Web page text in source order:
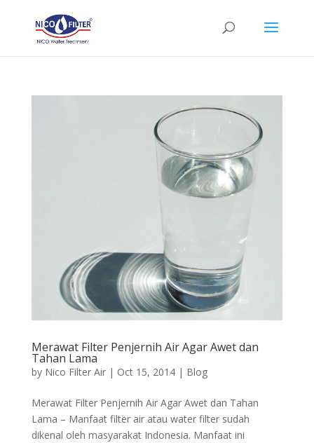
Merawat Filter Penjernih Air Agar Awet dan
Tahan Lama
by Nico Filter Air| Oct 15, 2014| Blog
Merawat Filter Penjernih Air Agar Awet dan Tahan
Lama – Manfaat filter air atau water filter sudah
dikenal oleh masyarakat Indonesia. Manfaat ini